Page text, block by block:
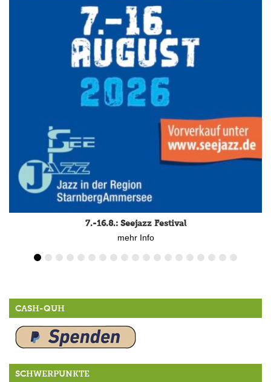
7.-16.8.: Seejazz Festival
mehr Info
CASH-QUH
SCHWERPUNKTE